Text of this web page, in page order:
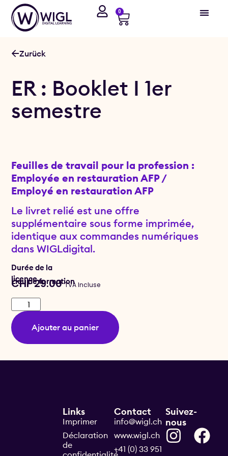
0
Zurück
ER : Booklet I 1er
semestre
Feuilles de travail pour la profession :
Employée en restauration AFP /
Employé en restauration AFP
Le livret relié est une offre
supplémentaire sous forme imprimée,
identique aux commandes numériques
dans WIGLdigital.
Durée de la
licence
Lieu de formation
CHF29.00 TVA Incluse
Ajouter au panier
Contact
info@wigl.ch
www.wigl.ch
+41 (0) 33 951
Links
Imprimer
Déclaration
de
Suivez-
nous